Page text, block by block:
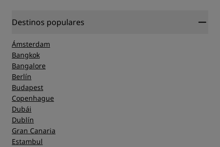
Destinos populares
Ámsterdam
Bangkok
Bangalore
Berlín
Budapest
Copenhague
Dubái
Dublín
Gran Canaria
Estambul